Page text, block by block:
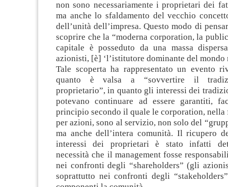
non sono necessariamente i proprietari dei
ma anche lo sfaldamento del vecchio
dell’unità dell’impresa. Questo modo di
scoprire che la “moderna corporation, la
capitale è posseduto da una massa
azionisti, [è] ‘l’istitutore dominante del mondo
Tale scoperta ha rappresentato un evento
quanto è valsa a “sovvertire il
proprietario”, in quanto gli interessi dei
potevano continuare ad essere garantiti,
principio secondo il quale le corporation, nella
per azioni, sono al servizio, non solo del
ma anche dell’intera comunità. Il ricupero
interessi dei proprietari è stato infatti
necessità che il management fosse
nei confronti degli “shareholders” (gli
soprattutto nei confronti degli